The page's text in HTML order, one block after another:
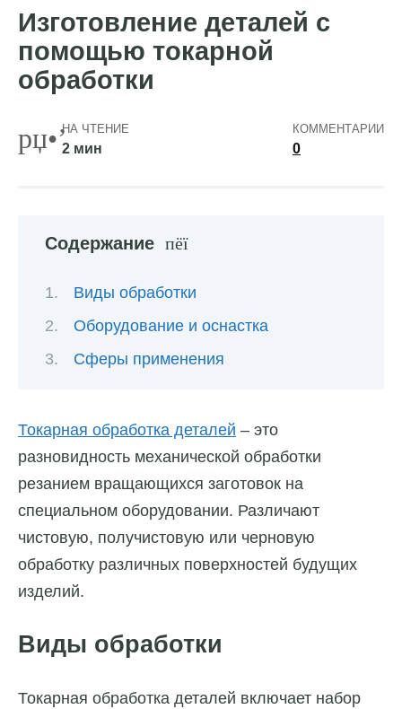
Изготовление деталей с
помощью токарной
обработки
НА ЧТЕНИЕ
2 мин
КОММЕНТАРИИ
0
Содержание
Виды обработки
Оборудование и оснастка
Сферы применения
Токарная обработка деталей – это
разновидность механической обработки
резанием вращающихся заготовок на
специальном оборудовании. Различают
чистовую, получистовую или черновую
обработку различных поверхностей будущих
изделий.
Виды обработки
Токарная обработка деталей включает набор